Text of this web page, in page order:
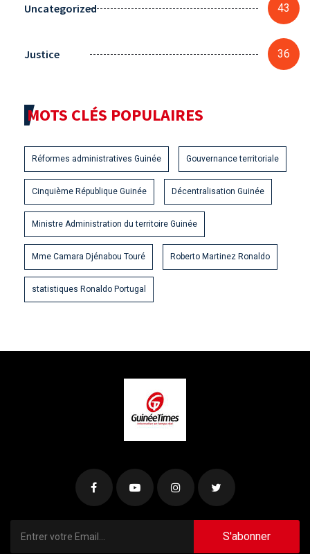
Uncategorized 43
Justice 36
MOTS CLÉS POPULAIRES
Réformes administratives Guinée Gouvernance territoriale
Cinquième République Guinée Décentralisation Guinée
Ministre Administration du territoire Guinée
Mme Camara Djénabou Touré Roberto Martinez Ronaldo
statistiques Ronaldo Portugal
S'abonner